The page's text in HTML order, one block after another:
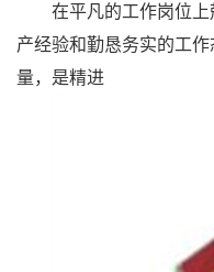
在平凡的工作岗位
产经验和勤恳务实的工
量，是精进